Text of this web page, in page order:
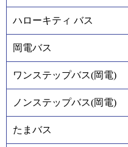
ハローキティ バス
岡電バス
ワンステップバス(岡電)
ノンステップバス(岡電)
たまバス